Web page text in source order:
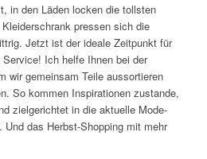
in den Läden locken die tollsten
pressen sich die
Jetzt ist der ideale Zeitpunkt für
Ich helfe Ihnen bei der
wir gemeinsam Teile aussortieren
So kommen Inspirationen zustande,
zielgerichtet in die aktuelle Mode-
das Herbst-Shopping mit mehr